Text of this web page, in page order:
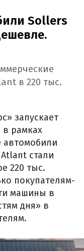
Sollers
в 220 тыс.
запускает
в рамках
автомобили
стали
220 тыс.
покупателям-
машины в
дня» в